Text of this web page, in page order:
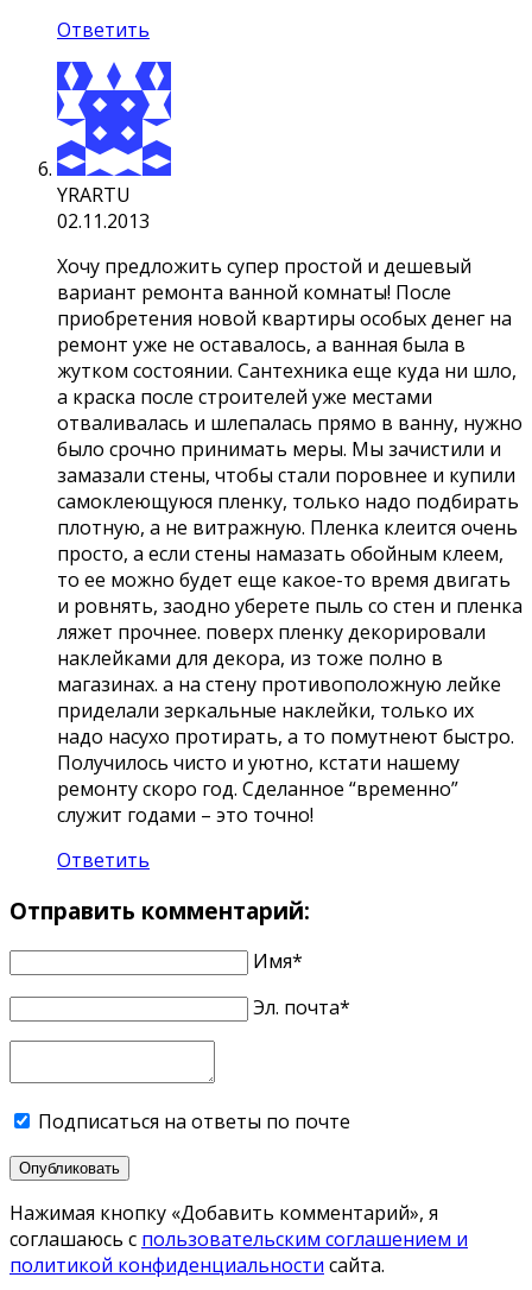
Ответить
YRARTU
02.11.2013
Хочу предложить супер простой и дешевый
вариант ремонта ванной комнаты! После
приобретения новой квартиры особых денег на
ремонт уже не оставалось, а ванная была в
жутком состоянии. Сантехника еще куда ни шло,
а краска после строителей уже местами
отваливалась и шлепалась прямо в ванну, нужно
было срочно принимать меры. Мы зачистили и
замазали стены, чтобы стали поровнее и купили
самоклеющуюся пленку, только надо подбирать
плотную, а не витражную. Пленка клеится очень
просто, а если стены намазать обойным клеем,
то ее можно будет еще какое-то время двигать
и ровнять, заодно уберете пыль со стен и пленка
ляжет прочнее. поверх пленку декорировали
наклейками для декора, из тоже полно в
магазинах. а на стену противоположную лейке
приделали зеркальные наклейки, только их
надо насухо протирать, а то помутнеют быстро.
Получилось чисто и уютно, кстати нашему
ремонту скоро год. Сделанное “временно”
служит годами – это точно!
Ответить
Отправить комментарий:
Имя*
Эл. почта*
Подписаться на ответы по почте
Опубликовать
Нажимая кнопку «Добавить комментарий», я
соглашаюсь с пользовательским соглашением и
политикой конфиденциальности сайта.